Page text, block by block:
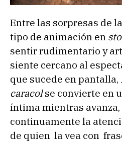
Entre las sorpresas de
tipo de animación en
sentir rudimentario y
siente cercano al
que sucede en pantalla,
caracolse convierte en
íntima mientras
continuamente la
de quien la vea con